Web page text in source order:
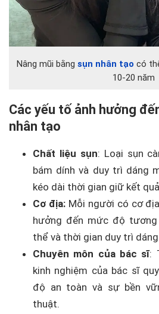
Nâng mũi bằng sụn nhân tạo có
10-20 năm
Các yếu tố ảnh hưởng
nhân tạo
Chất liệu sụn: Loại sụn
bám dính và duy trì dáng
kéo dài thời gian giữ kết
Cơ địa:Mỗi người có cơ
hưởng đến mức độ
thể và thời gian duy trì
Chuyên môn của bác sĩ:
kinh nghiệm của bác sĩ
độ an toàn và sự bền
thuật.